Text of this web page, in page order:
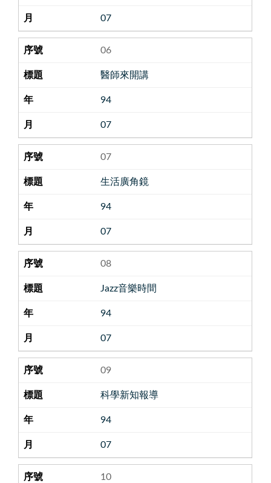
07
06
醫師來開講
94
07
07
生活廣角鏡
94
07
08
Jazz音樂時間
94
07
09
科學新知報導
94
07
10